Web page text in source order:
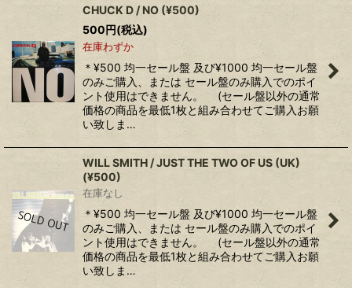
CHUCK D ‎/ NO (¥500)
500円(税込)
在庫わずか
＊¥500 均一セール盤 及び¥1000 均一セール盤
のみご購入、または セール盤のみ購入でのポイ
ント使用はできません。 (セール盤以外の通常
価格の商品を最低1枚と組み合わせてご購入お願
い致しま…
WILL SMITH / JUST THE TWO OF US (UK)
(¥500)
在庫なし
＊¥500 均一セール盤 及び¥1000 均一セール盤
のみご購入、または セール盤のみ購入でのポイ
ント使用はできません。 (セール盤以外の通常
価格の商品を最低1枚と組み合わせてご購入お願
い致しま…